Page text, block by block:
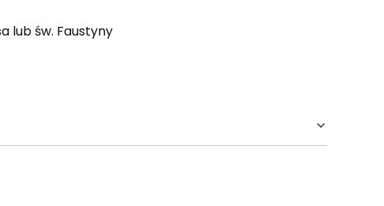
lub św. Faustyny